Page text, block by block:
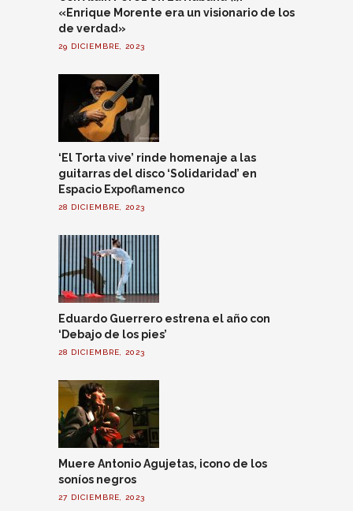
«Enrique Morente era un visionario de los
de verdad»
29 DICIEMBRE, 2023
‘El Torta vive’ rinde homenaje a las
guitarras del disco ‘Solidaridad’ en
Espacio Expoflamenco
28 DICIEMBRE, 2023
Eduardo Guerrero estrena el año con
‘Debajo de los pies’
28 DICIEMBRE, 2023
Muere Antonio Agujetas, icono de los
soníos negros
27 DICIEMBRE, 2023